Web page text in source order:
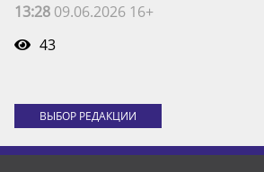
13:28 09.06.2026 16+
43
ВЫБОР РЕДАКЦИИ